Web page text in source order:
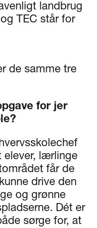
landbrug
TEC står for
de samme tre
for jer
elever, lærlinge
får de
drive den
og grønne
Dét er
sørge for, at